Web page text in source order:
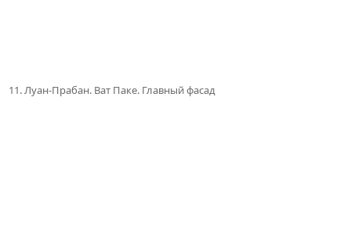
11. Луан-Прабан. Ват Паке. Главный фасад